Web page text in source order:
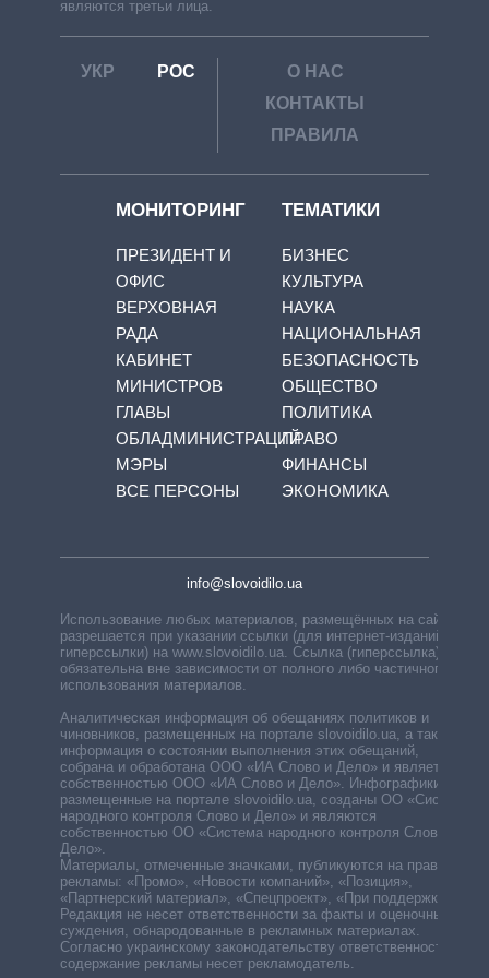
являются третьи лица.
УКР РОС
О НАС
КОНТАКТЫ
ПРАВИЛА
МОНИТОРИНГ
ПРЕЗИДЕНТ И
ОФИС
ВЕРХОВНАЯ
РАДА
КАБИНЕТ
МИНИСТРОВ
ГЛАВЫ
ОБЛАДМИНИСТРАЦИЙ
МЭРЫ
ВСЕ ПЕРСОНЫ
ТЕМАТИКИ
БИЗНЕС
КУЛЬТУРА
НАУКА
НАЦИОНАЛЬНАЯ
БЕЗОПАСНОСТЬ
ОБЩЕСТВО
ПОЛИТИКА
ПРАВО
ФИНАНСЫ
ЭКОНОМИКА
info@slovoidilo.ua
Использование любых материалов, размещённых на сайте,
разрешается при указании ссылки (для интернет-изданий —
гиперссылки) на www.slovoidilo.ua. Ссылка (гиперссылка)
обязательна вне зависимости от полного либо частичного
использования материалов.
Аналитическая информация об обещаниях политиков и
чиновников, размещенных на портале slovoidilo.ua, а также
информация о состоянии выполнения этих обещаний,
собрана и обработана ООО «ИА Слово и Дело» и является
собственностью ООО «ИА Слово и Дело». Инфографики,
размещенные на портале slovoidilo.ua, созданы ОО «Система
народного контроля Слово и Дело» и являются
собственностью ОО «Система народного контроля Слово и
Дело».
Материалы, отмеченные значками, публикуются на правах
рекламы: «Промо», «Новости компаний», «Позиция»,
«Партнерский материал», «Спецпроект», «При поддержке».
Редакция не несет ответственности за факты и оценочные
суждения, обнародованные в рекламных материалах.
Согласно украинскому законодательству ответственность за
содержание рекламы несет рекламодатель.